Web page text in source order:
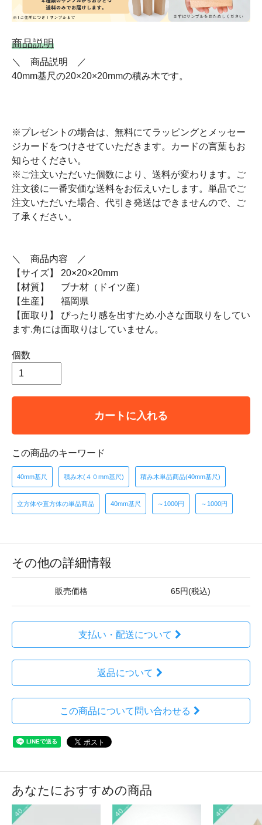
商品説明
＼ 商品説明 ／
40mm基尺の20×20×20mmの積み木です。
※プレゼントの場合は、無料にてラッピングとメッセー
ジカードをつけさせていただきます。カードの言葉もお
知らせください。
※ご注文いただいた個数により、送料が変わります。ご
注文後に一番安価な送料をお伝えいたします。単品でご
注文いただいた場合、代引き発送はできませんので、ご
了承ください。
＼ 商品内容 ／
【サイズ】 20×20×20mm
【材質】 ブナ材（ドイツ産）
【生産】 福岡県
【面取り】 ぴったり感を出すため.小さな面取りをしてい
ます.角には面取りはしていません。
個数
カートに入れる
この商品のキーワード
40mm基尺 積み木(４０mm基尺) 積み木単品商品(40mm基尺)
立方体や直方体の単品商品 40mm基尺 ～1000円 ～1000円
その他の詳細情報
販売価格 65円(税込)
支払い・配送について
返品について
この商品について問い合わせる
あなたにおすすめの商品